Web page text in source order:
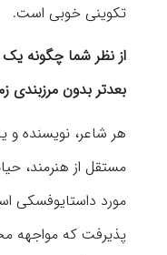
تکوینی خوبی است.
از نظر شما چگونه یک
بعدتر بدون مرزبندی
هر شاعر، نویسنده و
مستقل از هنرمند،
پذیرفت که مواجهه